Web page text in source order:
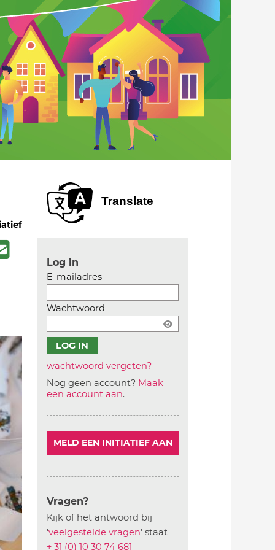
Translate
Log in
E-mailadres
Wachtwoord
wachtwoord vergeten?
Nog geen account? Maak
een account aan.
MELD EEN INITIATIEF AAN
Vragen?
Kijk of het antwoord bij
'veelgestelde vragen' staat
+ 31 (0) 10 30 74 681